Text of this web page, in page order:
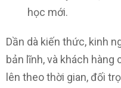
học mới.
Dần dà kiến thức, kinh
bản lĩnh, và khách hàng
lên theo thời gian, đối